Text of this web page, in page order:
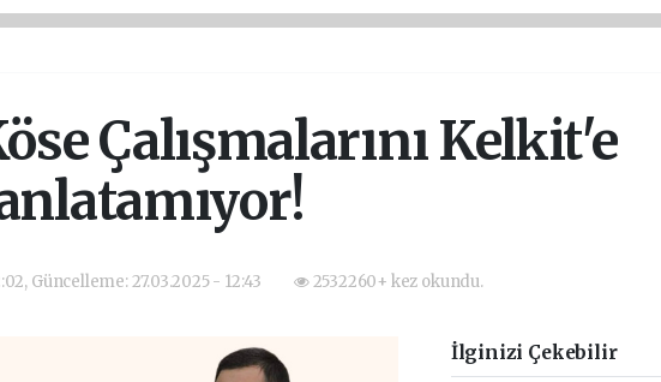
Çalışmalarını Kelkit'e
Güncelleme: 27.03.2025 - 12:43 2532260+ kez okundu.
İlginizi Çekebilir